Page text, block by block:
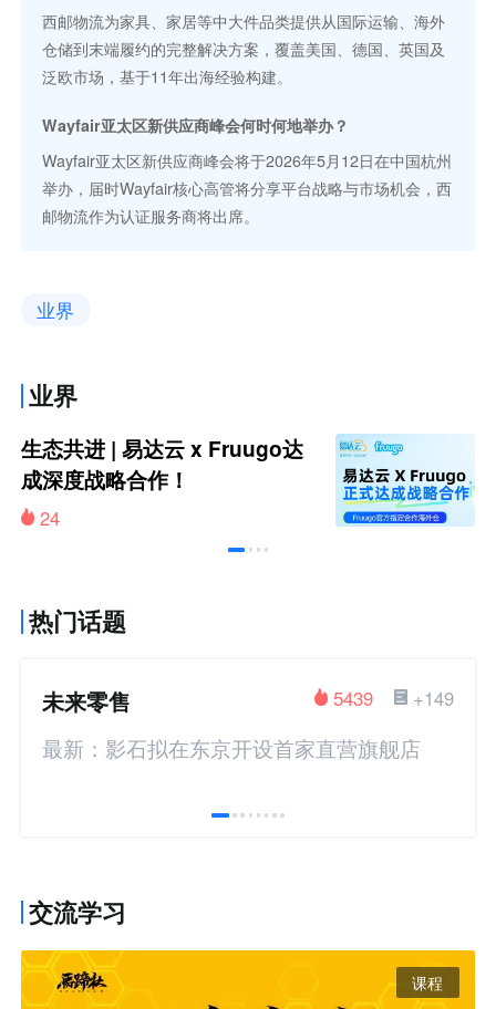
西邮物流为家具、家居等中大件品类提供从国际运输、海外
仓储到末端履约的完整解决方案，覆盖美国、德国、英国及
泛欧市场，基于11年出海经验构建。
Wayfair亚太区新供应商峰会何时何地举办？
Wayfair亚太区新供应商峰会将于2026年5月12日在中国杭州
举办，届时Wayfair核心高管将分享平台战略与市场机会，西
邮物流作为认证服务商将出席。
业界
业界
生态共进 | 易达云 x Fruugo达
成深度战略合作！
24
热门话题
未来零售 +149
5439
最新：影石拟在东京开设首家直营旗舰店
交流学习
课程